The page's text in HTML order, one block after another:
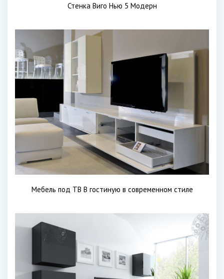
Стенка Виго Нью 5 Модерн
Мебель под ТВ В гостиную в современном стиле